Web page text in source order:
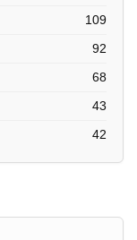
109
92
68
43
42